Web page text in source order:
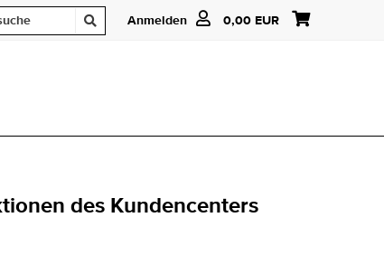
Anmelden 0,00 EUR
des Kundencenters